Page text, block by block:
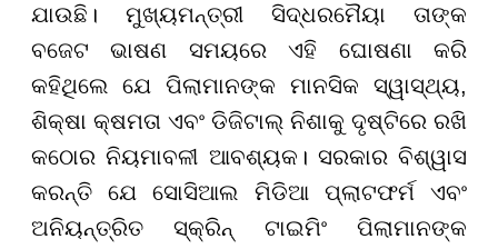
ଯାଉଛି। ମୁଖ୍ୟମନ୍ତ୍ରୀ ସିଦ୍ଧରମୈୟା ତାଙ୍କ
ବଜେଟ ଭାଷଣ ସମୟରେ ଏହି ଘୋଷଣା କରି
କହିଥିଲେ ଯେ ପିଲାମାନଙ୍କ ମାନସିକ ସ୍ୱାସ୍ଥ୍ୟ,
ଶିକ୍ଷା କ୍ଷମତା ଏବଂ ଡିଜିଟାଲ୍ ନିଶାକୁ ଦୃଷ୍ଟିରେ ରଖି
କଠୋର ନିୟମାବଳୀ ଆବଶ୍ୟକ। ସରକାର ବିଶ୍ୱାସ
କରନ୍ତି ଯେ ସୋସିଆଲ ମିଡିଆ ପ୍ଲାଟଫର୍ମ ଏବଂ
ଅନିୟନ୍ତ୍ରିତ ସ୍କ୍ରିନ୍ ଟାଇମିଂ ପିଲାମାନଙ୍କ